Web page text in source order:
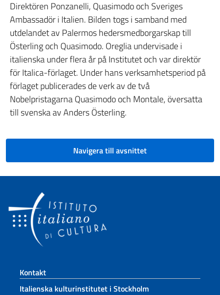
Direktören Ponzanelli, Quasimodo och Sveriges
Ambassadör i Italien. Bilden togs i samband med
utdelandet av Palermos hedersmedborgarskap till
Österling och Quasimodo. Oreglia undervisade i
italienska under flera år på Institutet och var direktör
för Italica-förlaget. Under hans verksamhetsperiod på
förlaget publicerades de verk av de två
Nobelpristagarna Quasimodo och Montale, översatta
till svenska av Anders Österling.
Navigera till avsnittet
Footer section
Kontakt
Italienska kulturinstitutet i Stockholm